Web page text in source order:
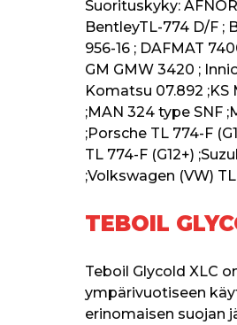
Suorituskyky: AFNOR
BentleyTL-774 D/F ;
956-16 ; DAFMAT
GM GMW 3420 ;
Komatsu 07.892 ;KS
;MAN 324 type SNF
;Porsche TL 774-F
TL 774-F (G12+)
;Volkswagen (VW) TL
TEBOIL
Teboil Glycold XLC
ympärivuotiseen
erinomaisen suojan